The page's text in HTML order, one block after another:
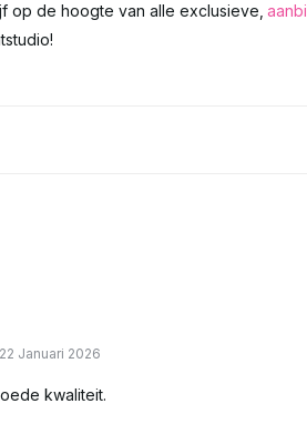
op de hoogte van alle exclusieve‚
Januari 2026
kwaliteit.